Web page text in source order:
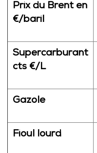
Prix du Brent en
€/baril
Supercarburant
cts €/L
Gazole
Fioul lourd